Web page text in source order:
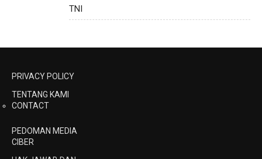
TNI
PRIVACY POLICY
TENTANG KAMI
CONTACT
PEDOMAN MEDIA
CIBER